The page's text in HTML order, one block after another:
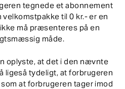
tegnede et abonnement
til 0 kr.- er en
må præsenteres på en
måde.
oplyste, at det i den nævnte
ligeså tydeligt, at forbrugeren
at forbrugeren tager imod